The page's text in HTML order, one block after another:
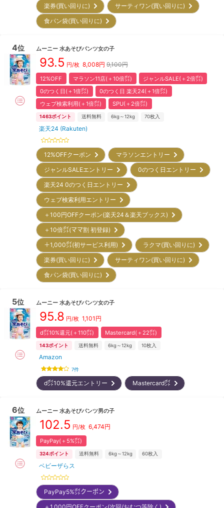
楽券(買い回りに)
サーティワン(買い回りに)
食パン袋(買い回りに)
4位 ムーニー 水あそびパンツ女の子
93.5 円/枚 8,008円 9,100円
12%OFF マラソン11店(＋10倍㌽)
ジャンルSALE(＋2倍㌽)
0のつく日(＋1倍㌽)
0のつく日 楽天24(＋1倍㌽)
ウェブ検索利用(＋1倍㌽)
SPU(＋2倍㌽)
1463ポイント 送料無料 6kg～12kg 70枚入
楽天24 (Rakuten)
12%OFFクーポン
マラソンエントリー
ジャンルSALEエントリー
0のつく日エントリー
楽天24 0のつく日エントリー
ウェブ検索利用エントリー
＋100円OFFクーポン(楽天24＆楽天ブックス)
＋10倍㌽(ママ割 初登録)
＋1,000㌽(初サービス利用)
ラクマ(買い回りに)
楽券(買い回りに)
サーティワン(買い回りに)
食パン袋(買い回りに)
5位 ムーニー 水あそびパンツ女の子
95.8 円/枚 1,101 円
d㌽10%還元(＋110㌽) Mastercard(＋22㌽)
143ポイント 送料無料 6kg～12kg 10枚入
Amazon
7件
d㌽10%還元エントリー Mastercard㌽
6位 ムーニー 水あそびパンツ男の子
102.5 円/枚 6,474円
PayPay(＋5%㌽)
324ポイント 送料無料 6kg～12kg 60枚入
ベビーザらス
PayPay5%㌽クーポン